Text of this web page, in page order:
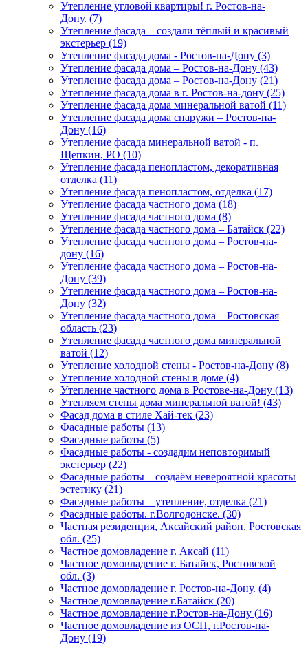
Утепление угловой квартиры! г. Ростов-на-
Дону. (7)
Утепление фасада – создали тёплый и красивый
экстерьер (19)
Утепление фасада дома - Ростов-на-Дону (3)
Утепление фасада дома – Ростов-на-Дону (43)
Утепление фасада дома – Ростов-на-Дону (21)
Утепление фасада дома в г. Ростов-на-дону (25)
Утепление фасада дома минеральной ватой (11)
Утепление фасада дома снаружи – Ростов-на-
Дону (16)
Утепление фасада минеральной ватой - п.
Щепкин, РО (10)
Утепление фасада пенопластом, декоративная
отделка (11)
Утепление фасада пенопластом, отделка (17)
Утепление фасада частного дома (18)
Утепление фасада частного дома (8)
Утепление фасада частного дома – Батайск (22)
Утепление фасада частного дома – Ростов-на-
дону (16)
Утепление фасада частного дома – Ростов-на-
Дону (39)
Утепление фасада частного дома – Ростов-на-
Дону (32)
Утепление фасада частного дома – Ростовская
область (23)
Утепление фасада частного дома минеральной
ватой (12)
Утепление холодной стены - Ростов-на-Дону (8)
Утепление холодной стены в доме (4)
Утепление частного дома в Ростове-на-Дону (13)
Утепляем стены дома минеральной ватой! (43)
Фасад дома в стиле Хай-тек (23)
Фасадные работы (13)
Фасадные работы (5)
Фасадные работы - создадим неповторимый
экстерьер (22)
Фасадные работы – создаём невероятной красоты
эстетику (21)
Фасадные работы – утепление, отделка (21)
Фасадные работы. г.Волгодонске. (30)
Частная резиденция, Аксайский район, Ростовская
обл. (25)
Частное домовладение г. Аксай (11)
Частное домовладение г. Батайск, Ростовской
обл. (3)
Частное домовладение г. Ростов-на-Дону. (4)
Частное домовладение г.Батайск (20)
Частное домовладение г.Ростов-на-Дону (16)
Частное домовладение из ОСП, г.Ростов-на-
Дону (19)